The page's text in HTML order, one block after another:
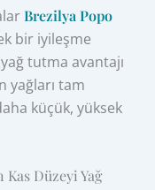
Brezilya Popo
bir iyileşme
tutma avantajı
yağları tam
küçük, yüksek
Kas Düzeyi Yağ